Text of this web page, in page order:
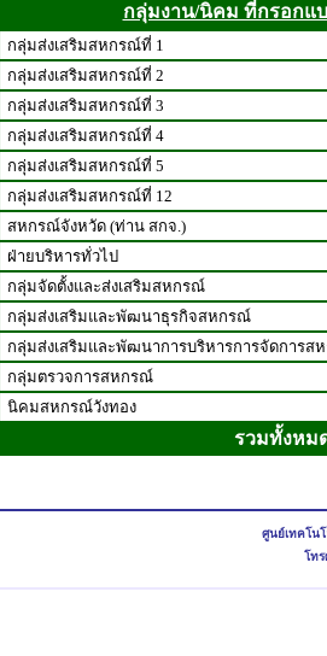
กลุ่มงาน/นิคม ที่กรอกแ
กลุ่มส่งเสริมสหกรณ์ที่ 1
กลุ่มส่งเสริมสหกรณ์ที่ 2
กลุ่มส่งเสริมสหกรณ์ที่ 3
กลุ่มส่งเสริมสหกรณ์ที่ 4
กลุ่มส่งเสริมสหกรณ์ที่ 5
กลุ่มส่งเสริมสหกรณ์ที่ 12
สหกรณ์จังหวัด (ท่าน สกจ.)
ฝ่ายบริหารทั่วไป
กลุ่มจัดตั้งและส่งเสริมสหกรณ์
กลุ่มส่งเสริมและพัฒนาธุรกิจสหกรณ์
กลุ่มส่งเสริมและพัฒนาการบริหารการจัดการส
กลุ่มตรวจการสหกรณ์
นิคมสหกรณ์วังทอง
รวมทั้งหม
ศูนย์เทคโน
โทร